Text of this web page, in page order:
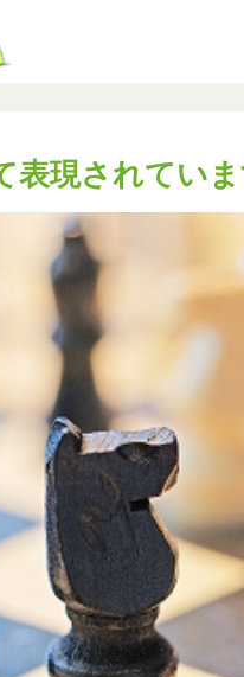
表現されていま